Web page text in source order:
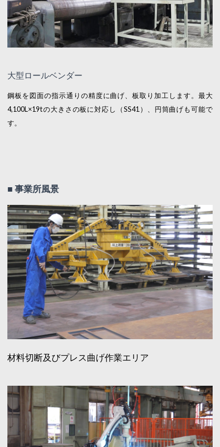
大型ロールベンダー
鋼板を図面の指示通りの精度に曲げ、板取り加工します。最大
4,100L×19tの大きさの板に対応し（SS41）、円筒曲げも可能で
す。
■ 事業所風景
材料切断及びプレス曲げ作業エリア